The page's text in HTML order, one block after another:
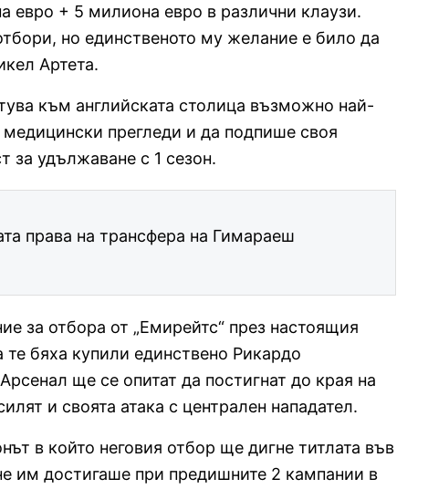
евро + 5 милиона евро в различни клаузи.
но единственото му желание е било да
Артета.
към английската столица възможно най-
прегледи и да подпише своя
за удължаване с 1 сезон.
права на трансфера на Гимараеш
за отбора от „Емирейтс“ през настоящия
бяха купили единствено Рикардо
ще се опитат да постигнат до края на
и своята атака с централен нападател.
в който неговия отбор ще дигне титлата във
им достигаше при предишните 2 кампании в